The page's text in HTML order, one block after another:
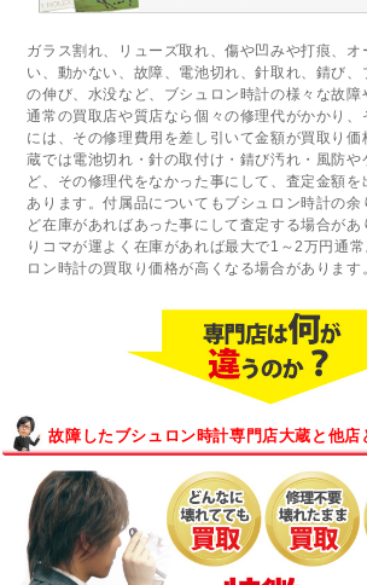
ガラス割れ、リューズ取れ、傷や凹みや打痕、オ
い、動かない、故障、電池切れ、針取れ、錆び、
の伸び、水没など、ブシュロン時計の様々な故
通常の買取店や質店なら個々の修理代がかかり、
には、その修理費用を差し引いて金額が買取り
蔵では電池切れ・針の取付け・錆び汚れ・風防や
ど、その修理代をなかった事にして、査定金額
あります。付属品についてもブシュロン時計の余
ど在庫があればあった事にして査定する場合があ
りコマが運よく在庫があれば最大で1～2万円通
ロン時計の買取り価格が高くなる場合があります
故障したブシュロン時計専門店大蔵と他店